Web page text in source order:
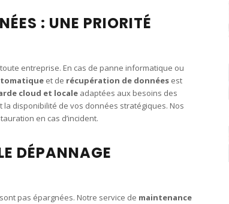
: UNE PRIORITÉ
entreprise. En cas de panne informatique ou
et de récupération de données est
cloud et locale adaptées aux besoins des
disponibilité de vos données stratégiques. Nos
en cas d’incident.
DÉPANNAGE
pas épargnées. Notre service de maintenance